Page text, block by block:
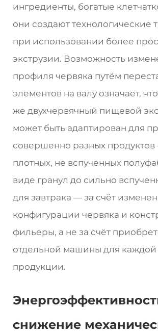
ингредиенты, богатые
они создают технологические
при использовании более
экструзии. Возможность
профиля червяка путём
элементов на валу означает,
же двухчервячный пищевой
может быть адаптирован для
совершенно разных продуктов
плотных, не вспученных
виде гранул до сильно
для завтрака — за счёт
конфигурации червяка и
фильеры, а не за счёт
отдельной машины для каждой
продукции.
снижение